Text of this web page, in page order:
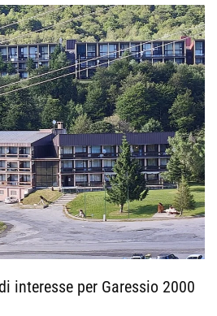
interesse per Garessio 2000